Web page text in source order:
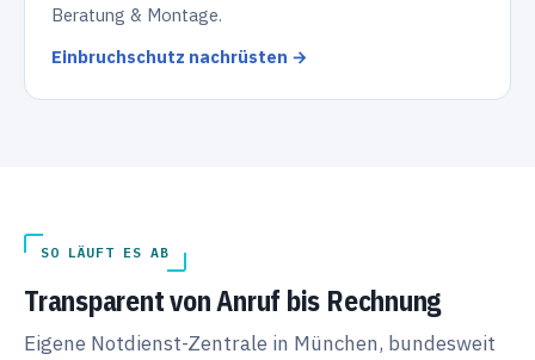
Beratung & Montage.
Einbruchschutz nachrüsten →
SO LÄUFT ES AB
Transparent von Anruf bis Rechnung
Eigene Notdienst-Zentrale in München, bundesweit